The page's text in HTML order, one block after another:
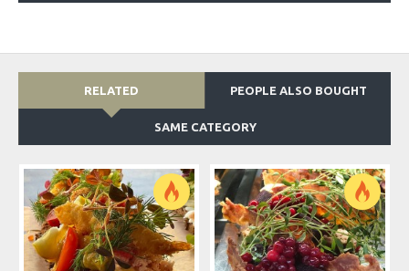
RELATED PEOPLE ALSO BOUGHT
SAME CATEGORY